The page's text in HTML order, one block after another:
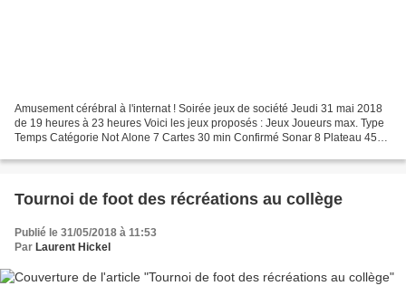
Amusement cérébral à l'internat ! Soirée jeux de société Jeudi 31 mai 2018
de 19 heures à 23 heures Voici les jeux proposés : Jeux Joueurs max. Type
Temps Catégorie Not Alone 7 Cartes 30 min Confirmé Sonar 8 Plateau 45
Tournoi de foot des récréations au collège
Publié le 31/05/2018 à 11:53
Par Laurent Hickel